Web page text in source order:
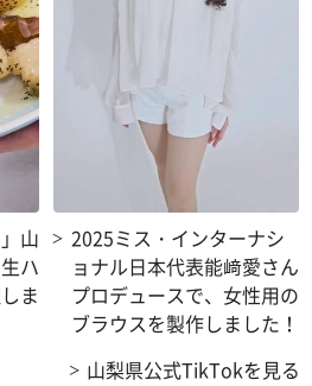
山
ハ
ま
2025ミス・インターナシ
ョナル日本代表能﨑愛さん
プロデュースで、女性用の
ブラウスを製作しました！
山梨県公式TikTokを見る